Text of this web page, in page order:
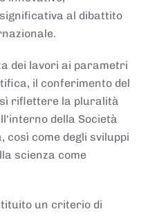
al dibattito
dei lavori ai parametri
il conferimento del
riflettere la pluralità
della Società
così come degli sviluppi
scienza come
un criterio di